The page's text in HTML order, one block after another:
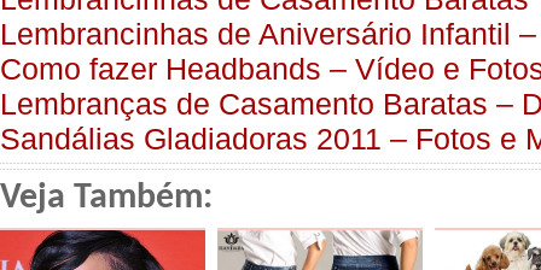
Lembrancinhas de Aniversário Infantil
Como fazer Headbands – Vídeo e
Lembranças de Casamento Baratas –
Sandálias Gladiadoras 2011 – Fotos e
Veja Também: